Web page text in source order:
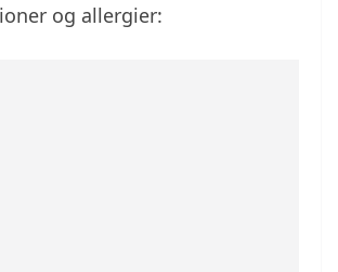
og allergier: